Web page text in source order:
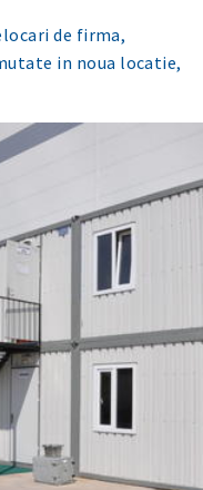
de firma,
in noua locatie,